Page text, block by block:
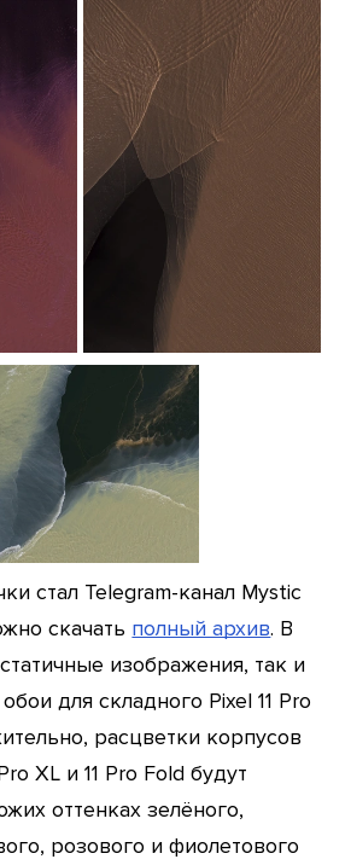
стал Telegram-канал Mystic
скачать полный архив. В
изображения, так и
для складного Pixel 11 Pro
расцветки корпусов
Pro XL и 11 Pro Fold будут
оттенках зелёного,
розового и фиолетового